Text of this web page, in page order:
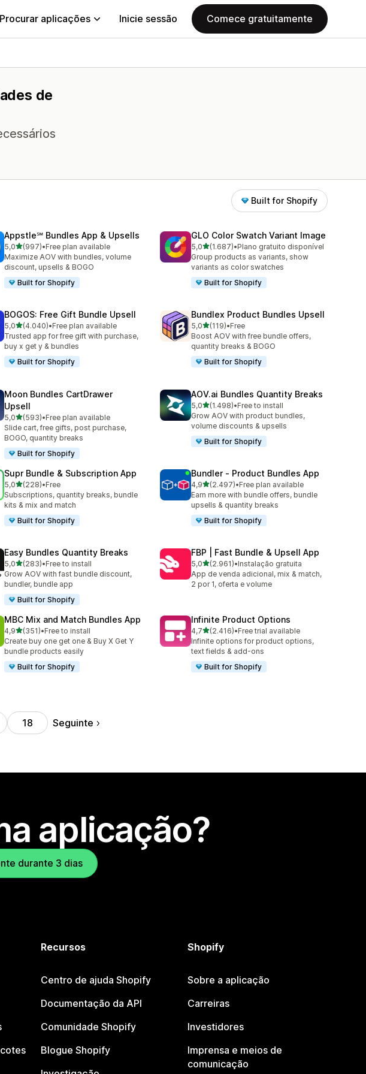
Procurar aplicações Inicie sessão Comece gratuitamente
de
Built for Shopify
Appstle℠ Bundles App & Upsells
5,0de 5 estrelas
(997)
997 total de avaliações
•Free plan available
Maximize AOV with bundles, volume
discount, upsells & BOGO
Built for Shopify
GLO Color Swatch Variant Image
5,0de 5 estrelas
(1.687)
1687 total de avaliações
•Plano gratuito disponível
Group products as variants, show
variants as color swatches
Built for Shopify
BOGOS: Free Gift Bundle Upsell
5,0de 5 estrelas
(4.040)
4040 total de avaliações
•Free plan available
Trusted app for free gift with purchase,
buy x get y & bundles
Built for Shopify
Bundlex Product Bundles Upsell
5,0de 5 estrelas
(119)
119 total de avaliações
•Free
Boost AOV with free bundle offers,
quantity breaks & BOGO
Built for Shopify
Moon Bundles CartDrawer
Upsell
5,0de 5 estrelas
(593)
593 total de avaliações
•Free plan available
Slide cart, free gifts, post purchase,
BOGO, quantity breaks
Built for Shopify
AOV.ai Bundles Quantity Breaks
5,0de 5 estrelas
(1.498)
1498 total de avaliações
•Free to install
Grow AOV with product bundles,
volume discounts & upsells
Built for Shopify
Supr Bundle & Subscription App
5,0de 5 estrelas
(228)
228 total de avaliações
•Free
Subscriptions, quantity breaks, bundle
kits & mix and match
Built for Shopify
Bundler ‑ Product Bundles App
4,9de 5 estrelas
(2.497)
2497 total de avaliações
•Free plan available
Earn more with bundle offers, bundle
upsells & quantity breaks
Built for Shopify
Easy Bundles Quantity Breaks
5,0de 5 estrelas
(283)
283 total de avaliações
•Free to install
Grow AOV with fast bundle discount,
bundler, bundle app
Built for Shopify
FBP | Fast Bundle & Upsell App
5,0de 5 estrelas
(2.961)
2961 total de avaliações
•Instalação gratuita
App de venda adicional, mix & match,
2 por 1, oferta e volume
MBC Mix and Match Bundles App
4,9de 5 estrelas
(351)
351 total de avaliações
•Free to install
Create buy one get one & Buy X Get Y
bundle products easily
Built for Shopify
Infinite Product Options
4,7de 5 estrelas
(2.416)
2416 total de avaliações
•Free trial available
Infinite options for product options,
text fields & add-ons
Built for Shopify
18 Seguinte
aplicação?
durante 3 dias
Recursos
Centro de ajuda Shopify
Documentação da API
Comunidade Shopify
Blogue Shopify
Shopify
Sobre a aplicação
Carreiras
Investidores
Imprensa e meios de
comunicação